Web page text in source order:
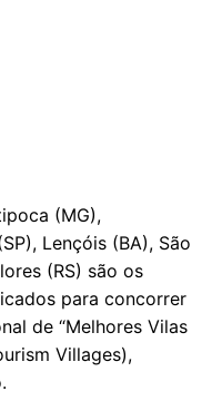
(MG),
Lençóis (BA), São
(RS) são os
para concorrer
de “Melhores Vilas
Villages),